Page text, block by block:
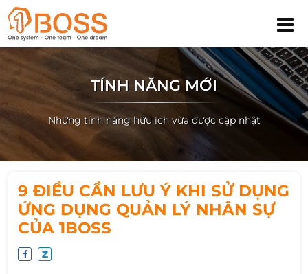
TÍNH NĂNG MỚI
Những tính năng hữu ích vừa được cập nhật
9 ĐIỀU CẦN LƯU Ý KHI SỬ DỤNG
ỨNG DỤNG QUẢN LÝ NHÂN SỰ
CỦA 1BOSS